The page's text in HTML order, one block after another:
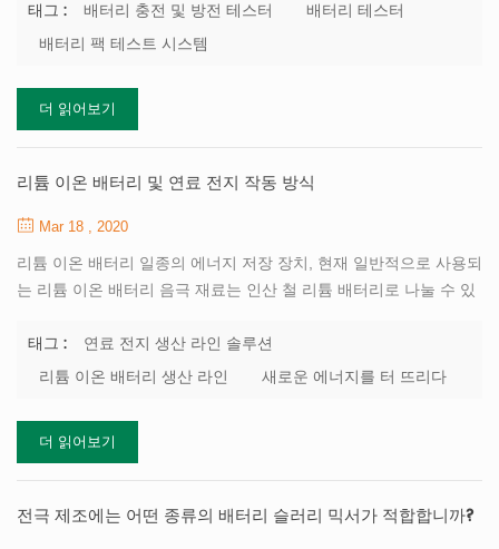
배터리 용량과 수명을 줄입니다. 따라서 적절한 충전 속도, 상한 전
압 및 정전압 차단 전류로 충전 효율 및 안전성 보장 충전 용량을 실
수 있습니다 배터리 및 배터리 팩 충전 방전 시험기 ...에 대한 전극
재료 연구, 배터리 성능 테스트, 소규모 배터리 형성, 기능 등급, 배
사용됩니다 리튬 이온 배터리 . 으로 리튬의 정전류 및 정전압 충전
결과 분석 다른 충전 상태에서 인...
태그 : 배터리 충전 및 방전 테스터
배터리 테스터
배터리 팩 테스트 시스템
더 읽어보기
리튬 이온 배터리 및 연료 전지 작동 방식
Mar 18 , 2020
리튬 이온 배터리 일종의 에너지 저장 장치, 현재 일반적으로 사용되
는 리튬 이온 배터리 음극 재료는 인산 철 리튬 배터리로 나눌 수 있
인산 배터리 : 방전시 인산 철 양극 및 음극으로부터 리튬 이온이 전
달됨 전해질과 외부 회로에서 전달 된 전자를 통해 리튬 인산 철을
져 나와 리튬 이온이된다 전해질을 통해 전자가 양극으로 이동 외부
회로. 그만큼 연료 전지 나는 본질적으로 일종의 연료 및 산화제가
서 연료 전지 카르노 사이클에 의해 제한되지 않고 높은 에너지 변환
능률. 연료 전지는 전력 변환만큼 60 % 효...
태그 :
연료 전지 생산 라인 솔루션
리튬 이온 배터리 생산 라인
새로운 에너지를 터 뜨리다
더 읽어보기
전극 제조에는 어떤 종류의 배터리 슬러리 믹서가 적합합니까?